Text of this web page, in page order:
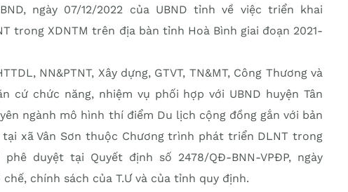
ngày 07/12/2022 của UBND tỉnh về việc triển khai
trong XDNTM trên địa bàn tỉnh Hoà Bình giai đoạn 2021-
NN&PTNT, Xây dựng, GTVT, TN&MT, Công Thương và
cứ chức năng, nhiệm vụ phối hợp với UBND huyện Tân
ngành mô hình thí điểm Du lịch cộng đồng gắn với bản
xã Vân Sơn thuộc Chương trình phát triển DLNT trong
phê duyệt tại Quyết định số 2478/QĐ-BNN-VPĐP, ngày
chính sách của T.Ư và của tỉnh quy định.